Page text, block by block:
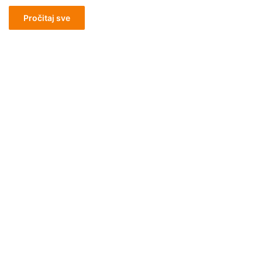
Pročitaj sve